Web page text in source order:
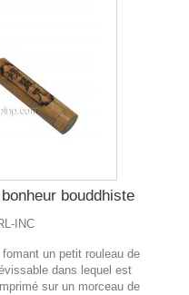
bouddhiste
INC
un petit rouleau de
dans lequel est
sur un morceau de